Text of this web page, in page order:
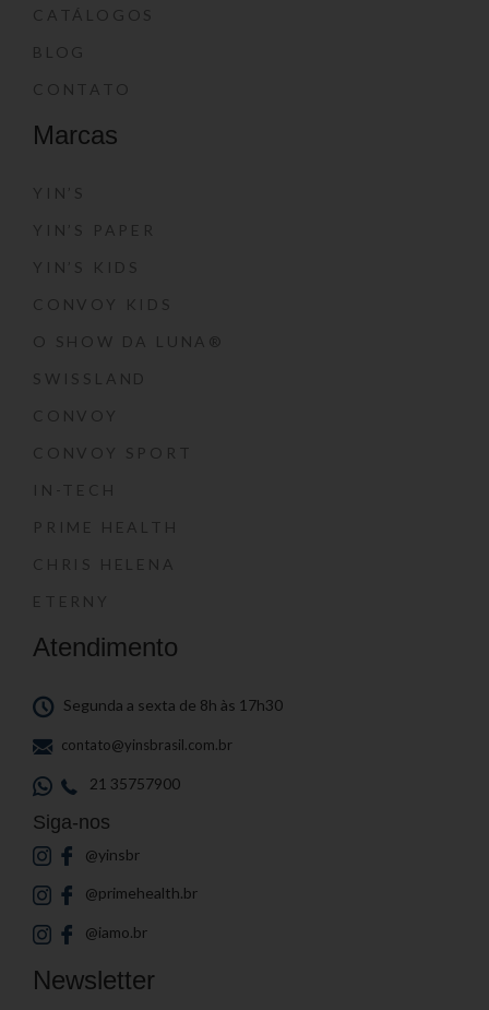
CATÁLOGOS
BLOG
CONTATO
Marcas
YIN’S
YIN’S PAPER
YIN’S KIDS
CONVOY KIDS
O SHOW DA LUNA®
SWISSLAND
CONVOY
CONVOY SPORT
IN-TECH
PRIME HEALTH
CHRIS HELENA
ETERNY
Atendimento
Segunda a sexta de 8h às 17h30
contato@yinsbrasil.com.br
21 35757900
Siga-nos
@yinsbr
@primehealth.br
@iamo.br
Newsletter